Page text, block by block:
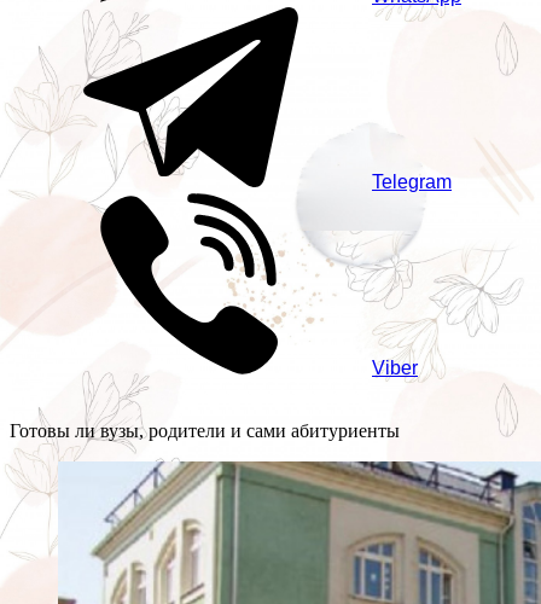
Telegram
Viber
Готовы ли вузы, родители и сами абитуриенты